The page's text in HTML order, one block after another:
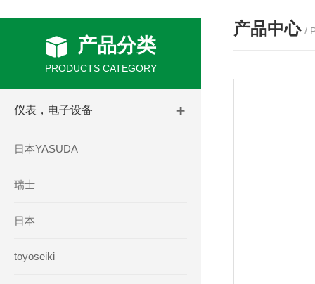
产品分类
PRODUCTS CATEGORY
仪表，电子设备
日本YASUDA
瑞士
日本
toyoseiki
产品中心 /